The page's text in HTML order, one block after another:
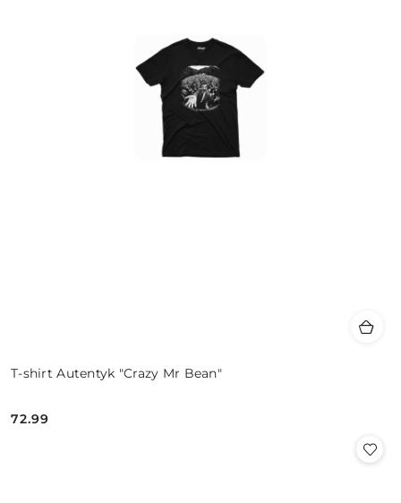
T-shirt Autentyk "Crazy Mr Bean"
Cena:
72.99